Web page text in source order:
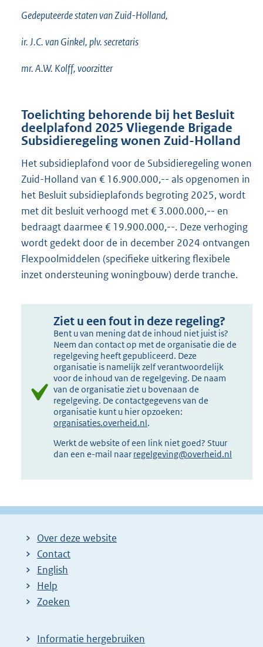
Gedeputeerde staten van Zuid-Holland,
ir. J.C. van Ginkel, plv. secretaris
mr. A.W. Kolff, voorzitter
Toelichting behorende bij het Besluit
deelplafond 2025 Vliegende Brigade
Subsidieregeling wonen Zuid-Holland
Het subsidieplafond voor de Subsidieregeling wonen
Zuid-Holland van € 16.900.000,-- als opgenomen in
het Besluit subsidieplafonds begroting 2025, wordt
met dit besluit verhoogd met € 3.000.000,-- en
bedraagt daarmee € 19.900.000,--. Deze verhoging
wordt gedekt door de in december 2024 ontvangen
Flexpoolmiddelen (specifieke uitkering flexibele
inzet ondersteuning woningbouw) derde tranche.
Ziet u een fout in deze regeling?
Bent u van mening dat de inhoud niet juist is?
Neem dan contact op met de organisatie die de
regelgeving heeft gepubliceerd. Deze
organisatie is namelijk zelf verantwoordelijk
voor de inhoud van de regelgeving. De naam
van de organisatie ziet u bovenaan de
regelgeving. De contactgegevens van de
organisatie kunt u hier opzoeken:
organisaties.overheid.nl.
Werkt de website of een link niet goed? Stuur
dan een e-mail naar regelgeving@overheid.nl
Over deze website
Contact
English
Help
Zoeken
Informatie hergebruiken